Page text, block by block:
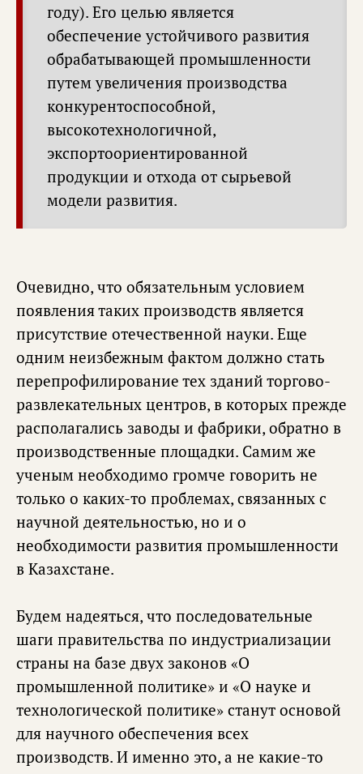
году). Его целью является
обеспечение устойчивого развития
обрабатывающей промышленности
путем увеличения производства
конкурентоспособной,
высокотехнологичной,
экспортоориентированной
продукции и отхода от сырьевой
модели развития.
Очевидно, что обязательным условием
появления таких производств является
присутствие отечественной науки. Еще
одним неизбежным фактом должно стать
перепрофилирование тех зданий торгово-
развлекательных центров, в которых прежде
располагались заводы и фабрики, обратно в
производственные площадки. Самим же
ученым необходимо громче говорить не
только о каких-то проблемах, связанных с
научной деятельностью, но и о
необходимости развития промышленности
в Казахстане.
Будем надеяться, что последовательные
шаги правительства по индустриализации
страны на базе двух законов «О
промышленной политике» и «О науке и
технологической политике» станут основой
для научного обеспечения всех
производств. И именно это, а не какие-то